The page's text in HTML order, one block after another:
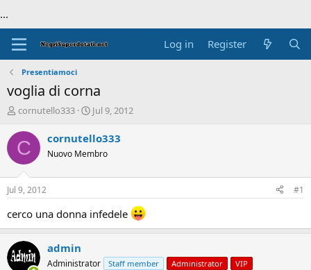
...
Log in Register
Presentiamoci
voglia di corna
T
r
e
d
s
t
a
r
e
r
cornutello333
S
a
t
t
e
Jul 9, 2012
C cornutello333
Nuovo Membro
Jul 9, 2012 #1
cerco una donna infedele
admin
Administrator Staff member Administrator VIP